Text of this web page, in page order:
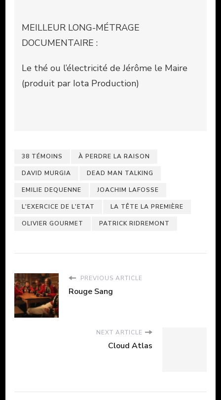
MEILLEUR LONG-MÉTRAGE
DOCUMENTAIRE :
Le thé ou l’électricité de Jérôme le Maire
(produit par Iota Production)
38 TÉMOINS À PERDRE LA RAISON
DAVID MURGIA DEAD MAN TALKING
EMILIE DEQUENNE JOACHIM LAFOSSE
L'EXERCICE DE L'ETAT LA TÊTE LA PREMIÈRE
OLIVIER GOURMET PATRICK RIDREMONT
PREVIOUS ARTICLE
Rouge Sang
NEXT ARTICLE
Cloud Atlas